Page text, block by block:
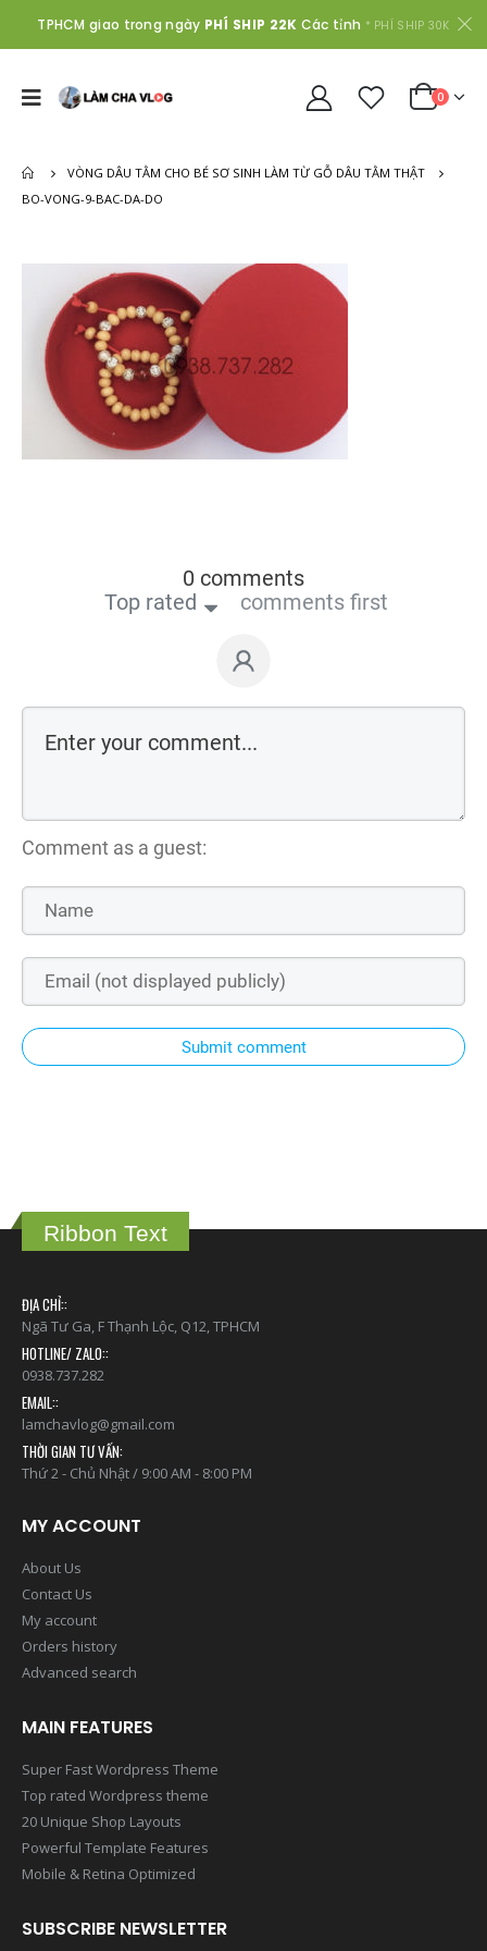
TPHCM giao trong ngày PHÍ SHIP 22K Các tỉnh * PHÍ SHIP 30K
0
VÒNG DÂU TẰM CHO BÉ SƠ SINH LÀM TỪ GỖ DÂU TẰM THẬT
BO-VONG-9-BAC-DA-DO
0 comments
Top rated
comments first
Comment as a guest:
Submit comment
Ribbon Text
ĐỊA CHỈ::
Ngã Tư Ga, F Thạnh Lộc, Q12, TPHCM
HOTLINE/ ZALO::
0938.737.282
EMAIL::
lamchavlog@gmail.com
THỜI GIAN TƯ VẤN:
Thứ 2 - Chủ Nhật / 9:00 AM - 8:00 PM
MY ACCOUNT
About Us
Contact Us
My account
Orders history
Advanced search
MAIN FEATURES
Super Fast Wordpress Theme
Top rated Wordpress theme
20 Unique Shop Layouts
Powerful Template Features
Mobile & Retina Optimized
SUBSCRIBE NEWSLETTER